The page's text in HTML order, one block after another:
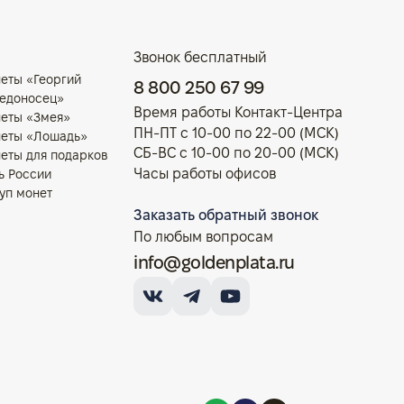
«Георгий
«Змея»
«Лошадь»
для подарков
России
монет
Звонок бесплатный
8 800 250 67 99
Время работы Контакт-Центра
ПН-ПТ с 10-00 по 22-00 (МСК)
СБ-ВС с 10-00 по 20-00 (МСК)
Часы работы офисов
Заказать обратный звонок
По любым вопросам
info@goldenplata.ru